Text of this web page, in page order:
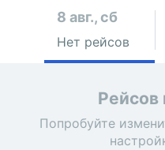
8 авг., сб
Нет рейсов
Рейсов
Попробуйте